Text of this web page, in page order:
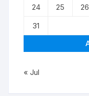
24
25 26
31
« Jul